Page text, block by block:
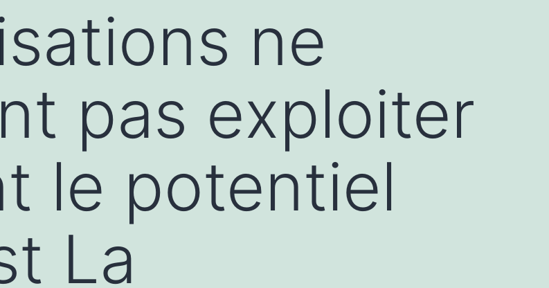
ne
pas exploiter
le potentiel
La